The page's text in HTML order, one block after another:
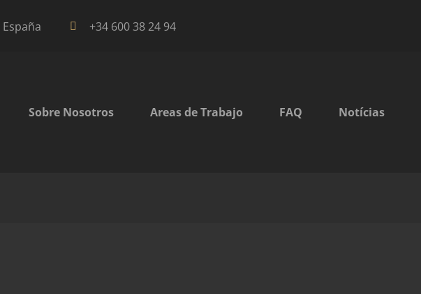
+34 600 38 24 94
Sobre Nosotros Areas de Trabajo FAQ Notícias